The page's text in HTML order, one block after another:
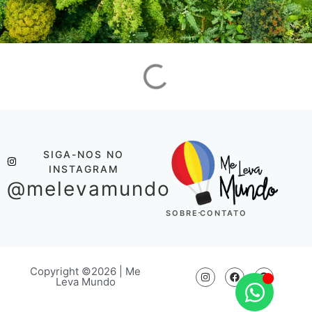
SIGA-NOS NO
INSTAGRAM
@melevamundo
SOBRE CONTATO
Copyright ©2026 | Me
Leva Mundo